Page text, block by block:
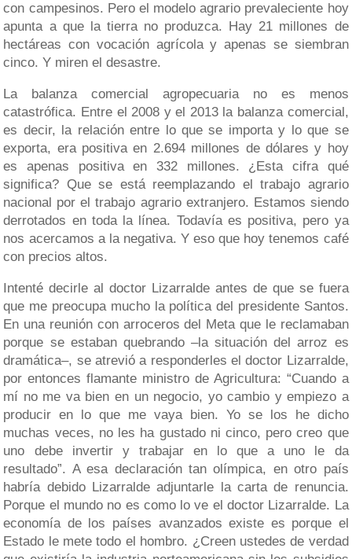
con campesinos. Pero el modelo agrario prevaleciente hoy
apunta a que la tierra no produzca. Hay 21 millones de
hectáreas con vocación agrícola y apenas se siembran
cinco. Y miren el desastre.
La balanza comercial agropecuaria no es menos
catastrófica. Entre el 2008 y el 2013 la balanza comercial,
es decir, la relación entre lo que se importa y lo que se
exporta, era positiva en 2.694 millones de dólares y hoy
es apenas positiva en 332 millones. ¿Esta cifra qué
significa? Que se está reemplazando el trabajo agrario
nacional por el trabajo agrario extranjero. Estamos siendo
derrotados en toda la línea. Todavía es positiva, pero ya
nos acercamos a la negativa. Y eso que hoy tenemos café
con precios altos.
Intenté decirle al doctor Lizarralde antes de que se fuera
que me preocupa mucho la política del presidente Santos.
En una reunión con arroceros del Meta que le reclamaban
porque se estaban quebrando –la situación del arroz es
dramática–, se atrevió a responderles el doctor Lizarralde,
por entonces flamante ministro de Agricultura: “Cuando a
mí no me va bien en un negocio, yo cambio y empiezo a
producir en lo que me vaya bien. Yo se los he dicho
muchas veces, no les ha gustado ni cinco, pero creo que
uno debe invertir y trabajar en lo que a uno le da
resultado”. A esa declaración tan olímpica, en otro país
habría debido Lizarralde adjuntarle la carta de renuncia.
Porque el mundo no es como lo ve el doctor Lizarralde. La
economía de los países avanzados existe es porque el
Estado le mete todo el hombro. ¿Creen ustedes de verdad